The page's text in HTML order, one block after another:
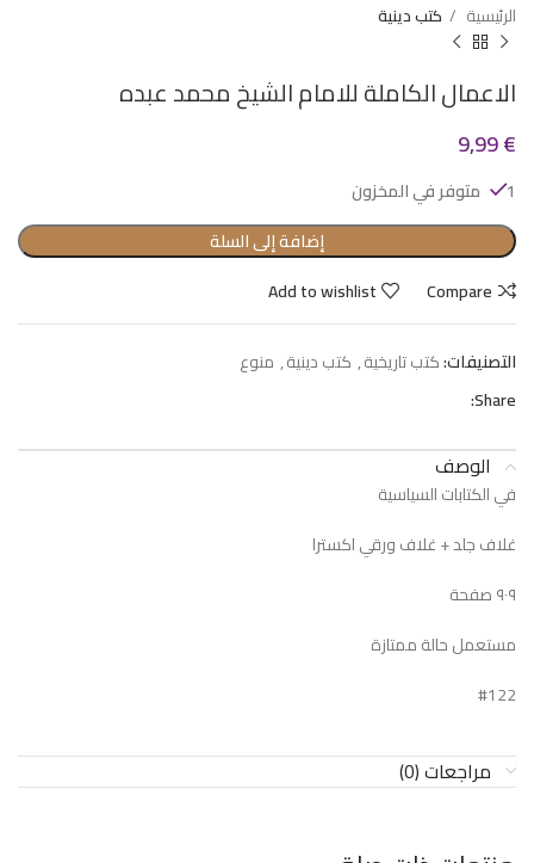
الرئيسية كتب دينية
الاعمال الكاملة للامام الشيخ محمد عبده
9,99€
1 متوفر في المخزون
إضافة إلى السلة
Compare
Add to wishlist
التصنيفات:كتب تاريخية, كتب دينية, منوع
Share:
الوصف
في الكتابات السياسية
غلاف جلد + غلاف ورقي اكسترا
٩٠٩ صفحة
مستعمل حالة ممتازة
#122
مراجعات (0)